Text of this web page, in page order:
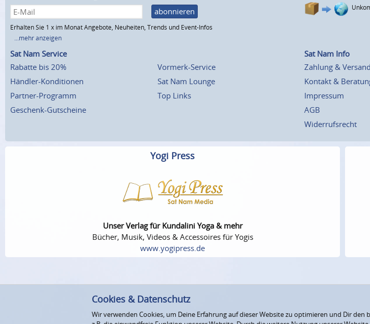
abonnieren
Erhalten Sie 1 x im Monat Angebote, Neuheiten, Trends und Event-Infos
...mehr anzeigen
Sat Nam Service
Rabatte bis 20%
Händler-Konditionen
Partner-Programm
Geschenk-Gutscheine
Vormerk-Service
Sat Nam Lounge
Top Links
Sat Nam Info
Zahlung & Versand
Kontakt &
Impressum
AGB
Widerrufsrecht
Yogi Press
Unser Verlag für Kundalini Yoga & mehr
Bücher, Musik, Videos & Accessoires für Yogis
www.yogipress.de
Cookies & Datenschutz
Wir verwenden Cookies, um Deine Erfahrung auf dieser Website zu optimieren und Dir